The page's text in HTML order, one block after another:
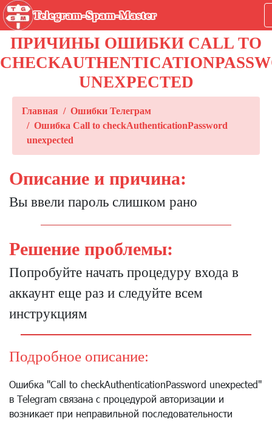
Telegram-Spam-Master
ПРИЧИНЫ ОШИБКИ CALL TO
UNEXPECTED
Главная
Ошибки Телеграм
Ошибка Call to checkAuthenticationPassword
unexpected
Описание и причина:
Вы ввели пароль слишком рано
Решение проблемы:
Попробуйте начать процедуру входа в
аккаунт еще раз и следуйте всем
инструкциям
Подробное описание:
Ошибка "Call to checkAuthenticationPassword unexpected"
в Telegram связана с процедурой авторизации и
возникает при неправильной последовательности